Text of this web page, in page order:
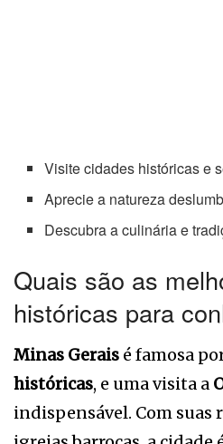
Visite cidades históricas e
Aprecie a natureza
Descubra a culinária e
Quais são as
históricas para
Minas Gerais é famosa
históricas, e uma visita a
indispensável. Com suas